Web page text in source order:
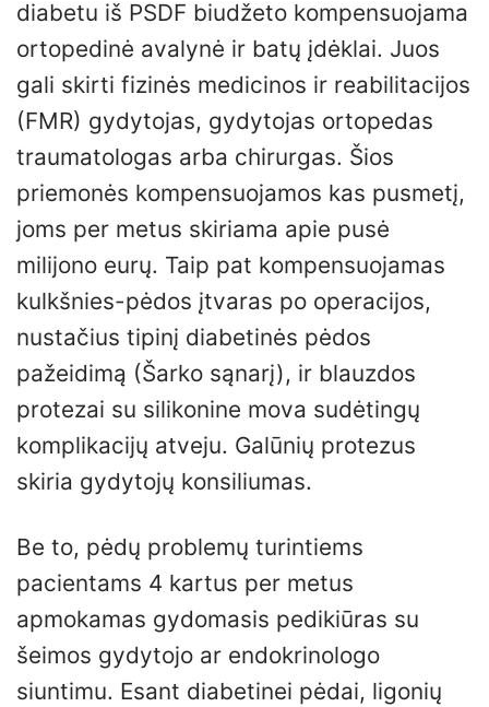
diabetu iš PSDF biudžeto kompensuojama
ortopedinė avalynė ir batų įdėklai. Juos
gali skirti fizinės medicinos ir reabilitacijos
(FMR) gydytojas, gydytojas ortopedas
traumatologas arba chirurgas. Šios
priemonės kompensuojamos kas pusmetį,
joms per metus skiriama apie pusė
milijono eurų. Taip pat kompensuojamas
kulkšnies-pėdos įtvaras po operacijos,
nustačius tipinį diabetinės pėdos
pažeidimą (Šarko sąnarį), ir blauzdos
protezai su silikonine mova sudėtingų
komplikacijų atveju. Galūnių protezus
skiria gydytojų konsiliumas.
Be to, pėdų problemų turintiems
pacientams 4 kartus per metus
apmokamas gydomasis pedikiūras su
šeimos gydytojo ar endokrinologo
siuntimu. Esant diabetinei pėdai, ligonių